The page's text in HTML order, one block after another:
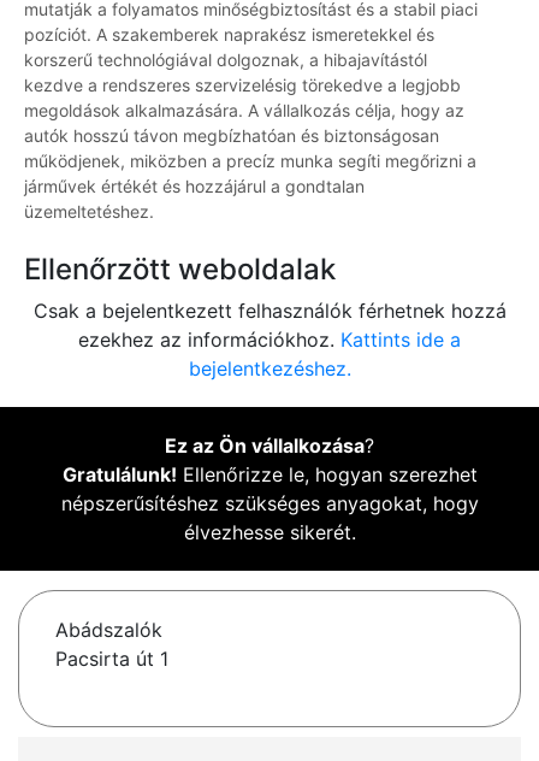
mutatják a folyamatos minőségbiztosítást és a stabil piaci
pozíciót. A szakemberek naprakész ismeretekkel és
korszerű technológiával dolgoznak, a hibajavítástól
kezdve a rendszeres szervizelésig törekedve a legjobb
megoldások alkalmazására. A vállalkozás célja, hogy az
autók hosszú távon megbízhatóan és biztonságosan
működjenek, miközben a precíz munka segíti megőrizni a
járművek értékét és hozzájárul a gondtalan
üzemeltetéshez.
Ellenőrzött weboldalak
Csak a bejelentkezett felhasználók férhetnek hozzá
ezekhez az információkhoz. Kattints ide a
bejelentkezéshez.
Ez az Ön vállalkozása?
Gratulálunk! Ellenőrizze le, hogyan szerezhet
népszerűsítéshez szükséges anyagokat, hogy
élvezhesse sikerét.
Abádszalók
Pacsirta út 1